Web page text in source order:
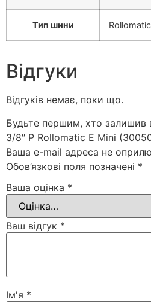
Тип шини
Відгуки
Відгуків немає, поки що.
Будьте першим, хто залишив
3/8″ P Rollomatic E Mini
Ваша e-mail адреса не
Обов’язкові поля позначені *
Ваша оцінка *
Ваш відгук *
Ім'я *